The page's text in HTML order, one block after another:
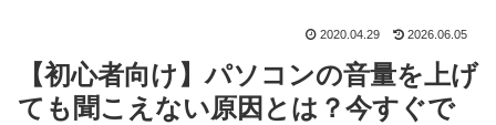
2020.04.29 2026.06.05
【初心者向け】パソコンの音量を上げ
ても聞こえない原因とは？今すぐで